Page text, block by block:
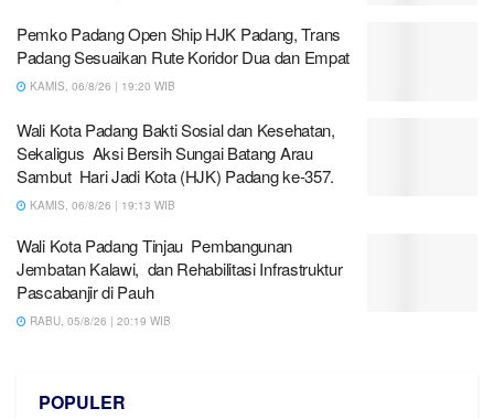
Pemko Padang Open Ship HJK Padang, Trans
Padang Sesuaikan Rute Koridor Dua dan Empat
KAMIS, 06/8/26 | 19:20 WIB
Wali Kota Padang Bakti Sosial dan Kesehatan,
Sekaligus Aksi Bersih Sungai Batang Arau
Sambut Hari Jadi Kota (HJK) Padang ke-357.
KAMIS, 06/8/26 | 19:13 WIB
Wali Kota Padang Tinjau Pembangunan
Jembatan Kalawi, dan Rehabilitasi Infrastruktur
Pascabanjir di Pauh
RABU, 05/8/26 | 20:19 WIB
POPULER